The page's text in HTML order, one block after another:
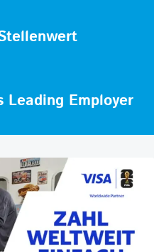
Leading Employer